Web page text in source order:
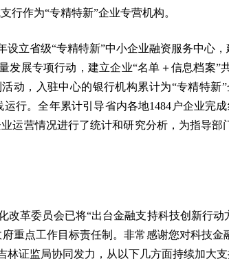
行作为“专精特新”企业专营机构。
设立省级“专精特新”中小企业融资服务中心
发展专项行动，建立企业“名单＋信息档案
动，入驻中心的银行机构累计为“专精特
行。全年累计引导省内各地1484户企业完
运营情况进行了统计和研究分析，为指导
革委员会已将“出台金融支持科技创新行
重点工作目标责任制。非常感谢您对科技
证监局协同发力，从以下几方面持续加大